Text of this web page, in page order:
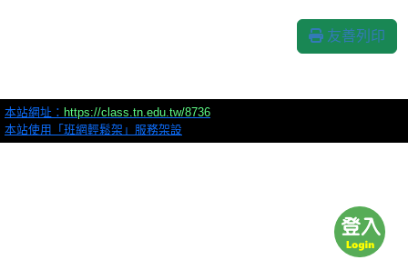
友善列印
本站網址： https://class.tn.edu.tw/8736
本站使用「班網輕鬆架」服務架設